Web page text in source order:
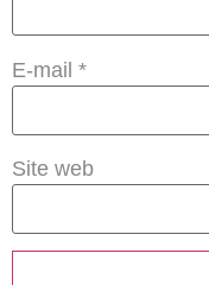
E-mail *
Site web